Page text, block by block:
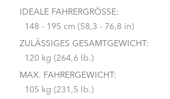
IDEALE FAHRERGRÖSSE:
148 - 195 cm (58,3 - 76,8 in)
ZULÄSSIGES GESAMTGEWICHT:
120 kg (264,6 lb.)
MAX. FAHRERGEWICHT:
105 kg (231,5 lb.)